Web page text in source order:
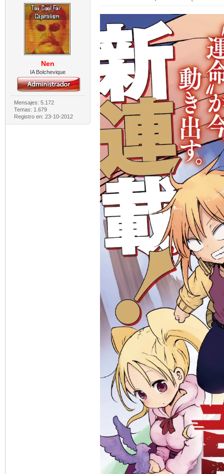
Nen
IA Bolchevique
Mensajes: 5.172
Temas: 1.679
Registro en: 23-10-2012